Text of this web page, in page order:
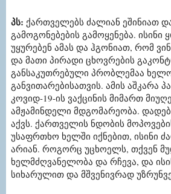
პს: ქართველებს ძალიან ეშინიათ
გამოგონებების გამოყენება.
უყურებენ ამას და ჰგონიათ, რომ
და მათი პირადი ცხოვრების
განსაკუთრებული პრობლემაა
განვითარებისათვის. ამის აშკარა
კოვიდ-19-ის ვაქცინის მიმართ
ამჟამინდელი მდგომარეობა.
აქვს. ქართველის ნდობის
უსაფრთხო ხელში იქნებით, ისინი
არიან. როგორც უცხოელს, თქვენ
ხელმძღვანელობა და რჩევა, და
სიხარულით და მშვენივრად